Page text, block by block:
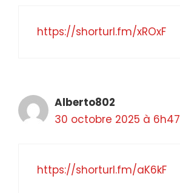
https://shorturl.fm/xROxF
Alberto802
30 octobre 2025 à 6h47
https://shorturl.fm/aK6kF